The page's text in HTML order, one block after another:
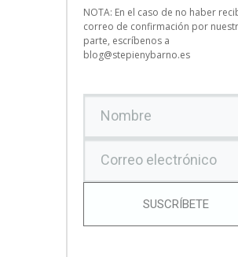
NOTA: En el caso de no haber
correo de confirmación por
parte, escríbenos a
blog@stepienybarno.es
SUSCRÍBETE